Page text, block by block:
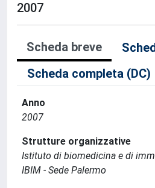
2007
Scheda breve
Scheda completa (DC)
Anno
2007
Strutture organizzative
Istituto di biomedicina e di
IBIM - Sede Palermo